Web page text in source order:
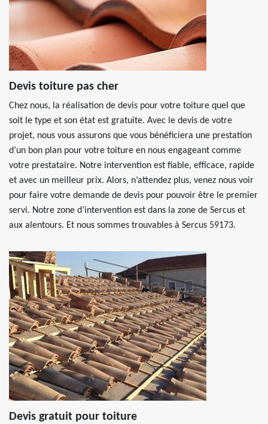
Devis toiture pas cher
Chez nous, la réalisation de devis pour votre toiture quel que
soit le type et son état est gratuite. Avec le devis de votre
projet, nous vous assurons que vous bénéficiera une prestation
d’un bon plan pour votre toiture en nous engageant comme
votre prestataire. Notre intervention est fiable, efficace, rapide
et avec un meilleur prix. Alors, n’attendez plus, venez nous voir
pour faire votre demande de devis pour pouvoir être le premier
servi. Notre zone d’intervention est dans la zone de Sercus et
aux alentours. Et nous sommes trouvables à Sercus 59173.
Devis gratuit pour toiture